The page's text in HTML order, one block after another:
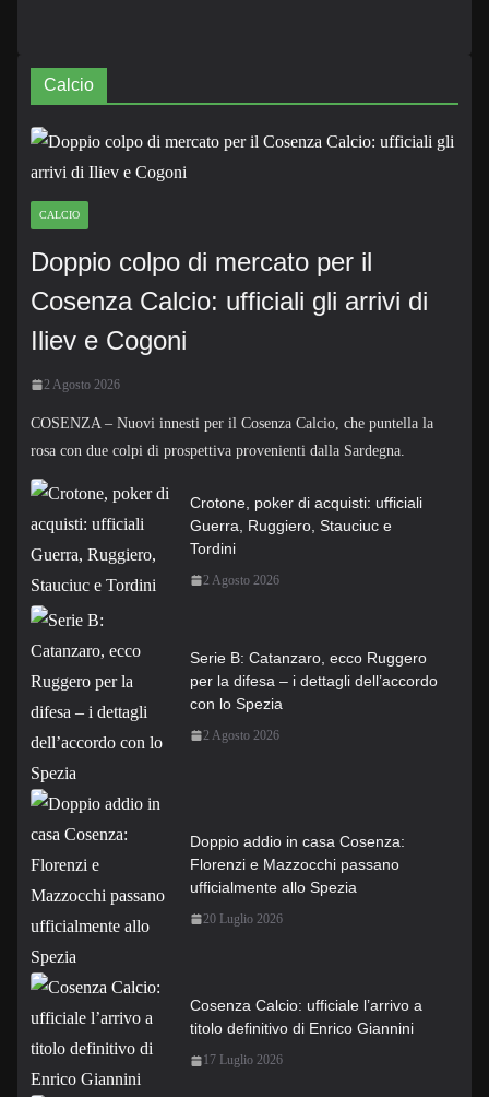
Calcio
CALCIO
Doppio colpo di mercato per il
Cosenza Calcio: ufficiali gli arrivi di
Iliev e Cogoni
2 Agosto 2026
COSENZA – Nuovi innesti per il Cosenza Calcio, che puntella la
rosa con due colpi di prospettiva provenienti dalla Sardegna.
Crotone, poker di acquisti: ufficiali
Guerra, Ruggiero, Stauciuc e
Tordini
2 Agosto 2026
Serie B: Catanzaro, ecco Ruggero
per la difesa – i dettagli dell’accordo
con lo Spezia
2 Agosto 2026
Doppio addio in casa Cosenza:
Florenzi e Mazzocchi passano
ufficialmente allo Spezia
20 Luglio 2026
Cosenza Calcio: ufficiale l’arrivo a
titolo definitivo di Enrico Giannini
17 Luglio 2026